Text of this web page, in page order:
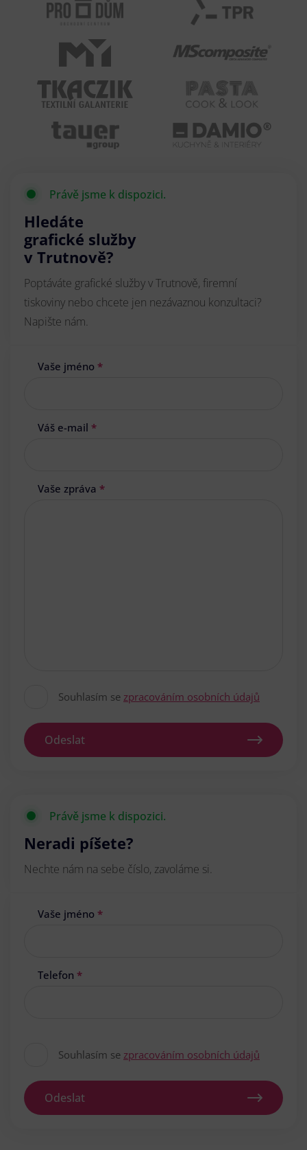
Právě jsme k dispozici.
Hledáte
grafické služby
v Trutnově?
Poptáváte grafické služby v Trutnově, firemní
tiskoviny nebo chcete jen nezávaznou konzultaci?
Napište nám.
Vaše jméno *
Váš e-mail *
Vaše zpráva *
Souhlasím se zpracováním osobních údajů
Odeslat
Právě jsme k dispozici.
Neradi píšete?
Nechte nám na sebe číslo, zavoláme si.
Vaše jméno *
Telefon *
Souhlasím se zpracováním osobních údajů
Odeslat